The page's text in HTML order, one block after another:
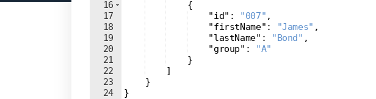
16
17
18
19
20
21
22
23
24
{
"id" : "007" ,
"firstName" : "James" ,
"lastName" : "Bond" ,
"group" :
"A"
}
]
}
}